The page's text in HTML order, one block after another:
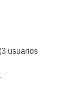
usuarios